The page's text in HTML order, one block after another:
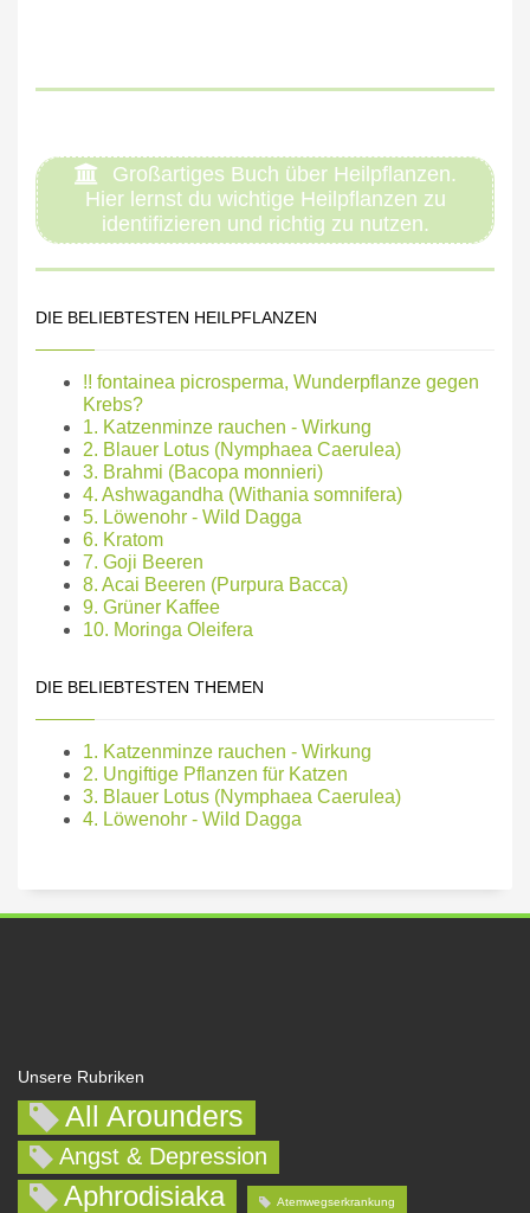
Großartiges Buch über Heilpflanzen.
Hier lernst du wichtige Heilpflanzen zu
identifizieren und richtig zu nutzen.
DIE BELIEBTESTEN HEILPFLANZEN
!! fontainea picrosperma, Wunderpflanze gegen
Krebs?
1. Katzenminze rauchen - Wirkung
2. Blauer Lotus (Nymphaea Caerulea)
3. Brahmi (Bacopa monnieri)
4. Ashwagandha (Withania somnifera)
5. Löwenohr - Wild Dagga
6. Kratom
7. Goji Beeren
8. Acai Beeren (Purpura Bacca)
9. Grüner Kaffee
10. Moringa Oleifera
DIE BELIEBTESTEN THEMEN
1. Katzenminze rauchen - Wirkung
2. Ungiftige Pflanzen für Katzen
3. Blauer Lotus (Nymphaea Caerulea)
4. Löwenohr - Wild Dagga
Unsere Rubriken
All Arounders
Angst & Depression
Aphrodisiaka Atemwegserkrankung